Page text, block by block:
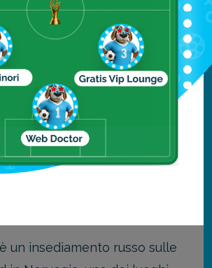
una serie di negozi e
a un museo che racconta la
e dei suoi abitanti.
Ny-Ålesund possono essere
diversi tour operator, ma
una giornata di sole
il viaggio.
un insediamento russo sulle